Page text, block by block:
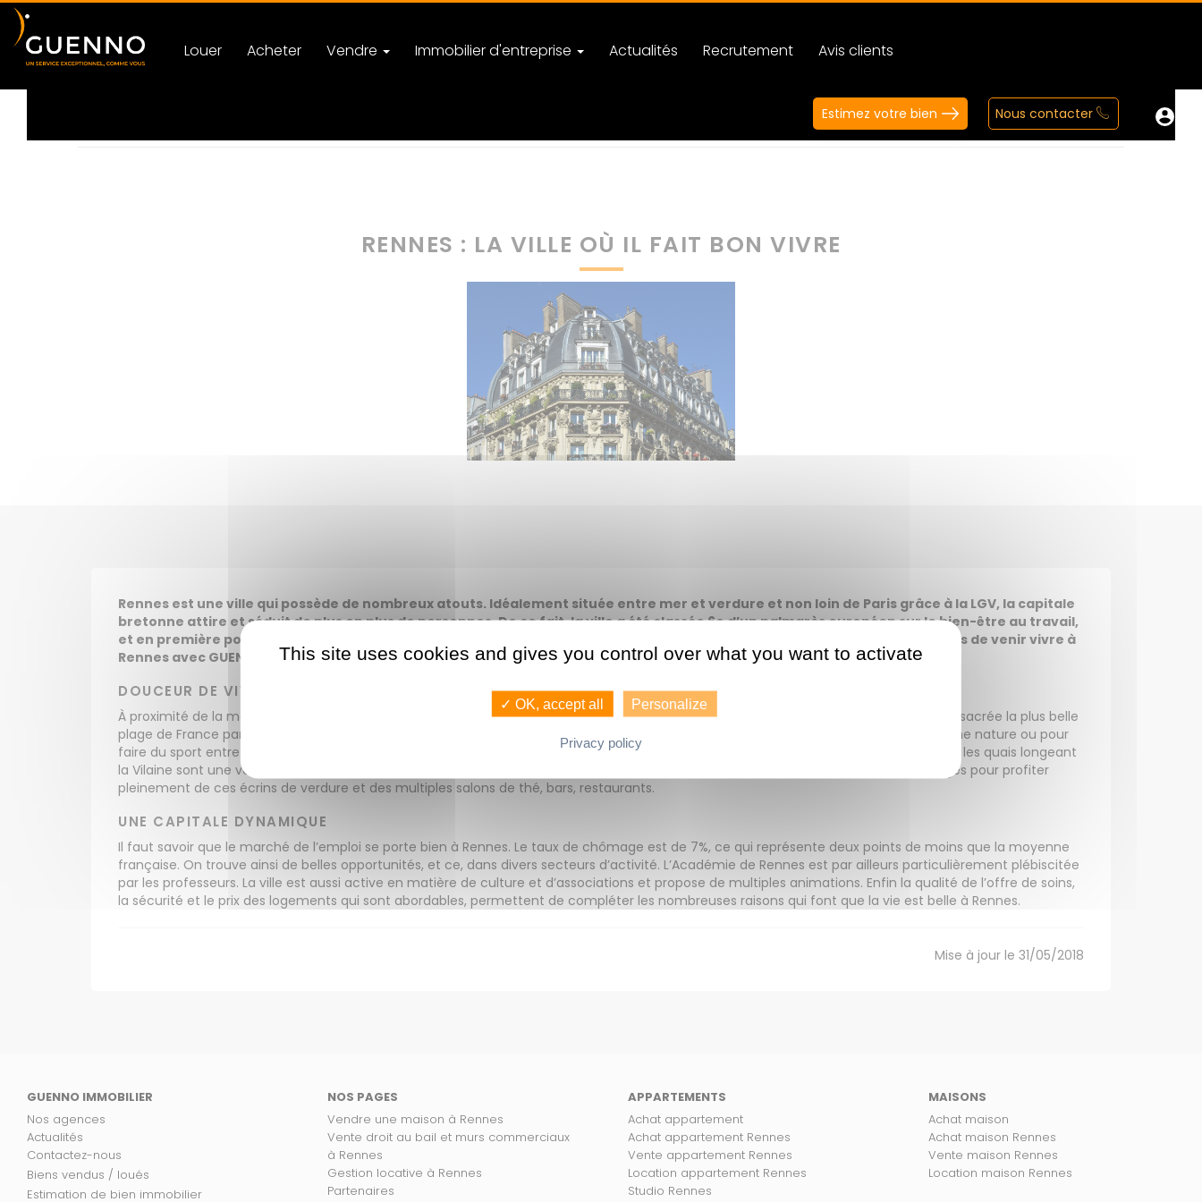
Louer Acheter Vendre Immobilier d'entreprise Actualités Recrutement Avis clients
Estimez votre bien Nous contacter
RENNES : LA VILLE OÙ IL FAIT BON VIVRE
Rennes est une ville qui possède de nombreux atouts. Idéalement située entre mer et verdure et non loin de Paris grâce à la LGV, la capitale
bretonne attire et séduit de plus en plus de personnes. De ce fait, la ville a été classée 6e d’un palmarès européen sur le bien-être au travail,
et en première position dans la catégorie « où il fait bon vivre » selon une enquête de l’Express. Découvrez les autres raisons de venir vivre à
Rennes avec GUENNO Immobilier Service Premium.
DOUCEUR DE VIVRE À RENNES
À proximité de la mer et entourée de verdure, Rennes est une ville pleine de charme. La grande plage du Sillon à Saint-Malo (qui a été sacrée la plus belle
plage de France par Tripadvisor) et les fameuses huîtres de Cancale sont accessibles en moins d’une heure. Pour une évasion en pleine nature ou pour
faire du sport entre midi et deux, Rennes dispose de nombreux espaces arborés. Ainsi le parc des Gayeulles, les prairies Saint-Martin et les quais longeant
la Vilaine sont une véritable bouffée d‘oxygène. La météo clémente et la faible pollution de l’air sont également de précieux avantages pour profiter
pleinement de ces écrins de verdure et des multiples salons de thé, bars, restaurants.
UNE CAPITALE DYNAMIQUE
Il faut savoir que le marché de l’emploi se porte bien à Rennes. Le taux de chômage est de 7%, ce qui représente deux points de moins que la moyenne
française. On trouve ainsi de belles opportunités, et ce, dans divers secteurs d’activité. L’Académie de Rennes est par ailleurs particulièrement plébiscitée
par les professeurs. La ville est aussi active en matière de culture et d’associations et propose de multiples animations. Enfin la qualité de l’offre de soins,
la sécurité et le prix des logements qui sont abordables, permettent de compléter les nombreuses raisons qui font que la vie est belle à Rennes.
Mise à jour le 31/05/2018
GUENNO IMMOBILIER
Nos agences
Actualités
Contactez-nous
Biens vendus / loués
Estimation de bien immobilier
NOS PAGES
Vendre une maison à Rennes
Vente droit au bail et murs commerciaux
à Rennes
Gestion locative à Rennes
Partenaires
APPARTEMENTS
Achat appartement
Achat appartement Rennes
Vente appartement Rennes
Location appartement Rennes
Studio Rennes
MAISONS
Achat maison
Achat maison Rennes
Vente maison Rennes
Location maison Rennes
This site uses cookies and gives you control over what you want to activate
✓ OK, accept all Personalize
Privacy policy